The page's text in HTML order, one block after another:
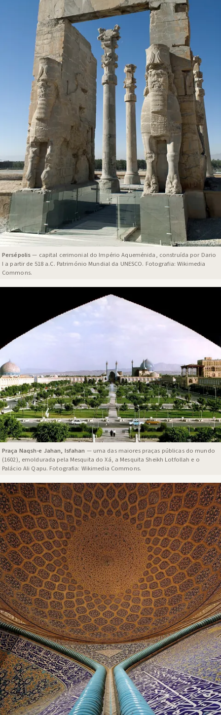
Persépolis— capital cerimonial do Império Aqueménida, construída por Dario
I a partir de 518 a.C. Património Mundial da UNESCO. Fotografia: Wikimedia
Commons.
Praça Naqsh-e Jahan, Isfahan — uma das maiores praças públicas do mundo
(1602), emoldurada pela Mesquita do Xá, a Mesquita Sheikh Lotfollah e o
Palácio Ali Qapu. Fotografia: Wikimedia Commons.